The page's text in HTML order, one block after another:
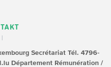
SecrétariatTél. 4796-
Département Rémunération /